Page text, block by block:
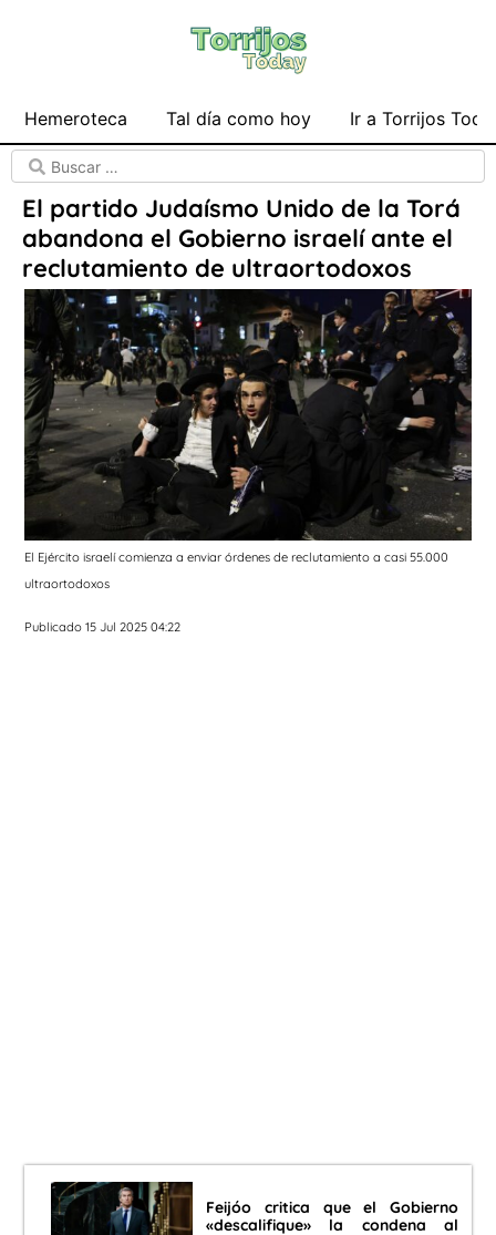
Hemeroteca Tal día como hoy Ir a Torrijos
El partido Judaísmo Unido de la Torá
abandona el Gobierno israelí ante el
reclutamiento de ultraortodoxos
El Ejército israelí comienza a enviar órdenes de reclutamiento a casi 55.000
ultraortodoxos
Publicado 15 Jul 2025 04:22
Feijóo critica que el Gobierno
«descalifique» la condena al